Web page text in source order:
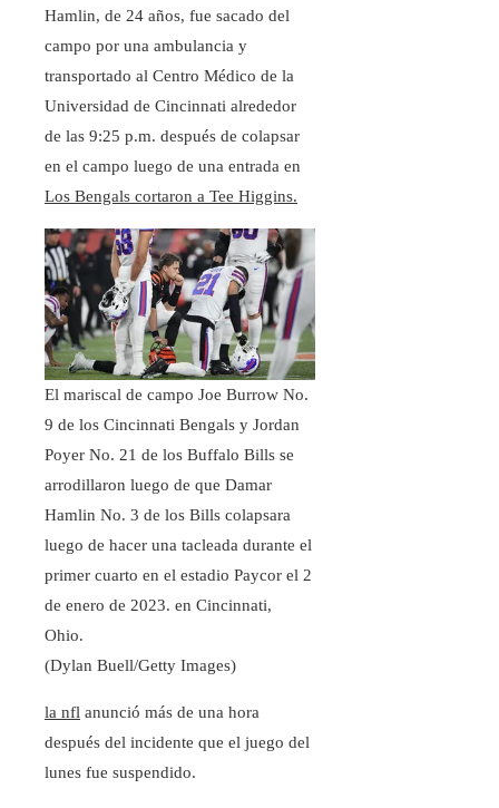
Hamlin, de 24 años, fue sacado del
campo por una ambulancia y
transportado al Centro Médico de la
Universidad de Cincinnati alrededor
de las 9:25 p.m. después de colapsar
en el campo luego de una entrada en
Los Bengals cortaron a Tee Higgins.
El mariscal de campo Joe Burrow No.
9 de los Cincinnati Bengals y Jordan
Poyer No. 21 de los Buffalo Bills se
arrodillaron luego de que Damar
Hamlin No. 3 de los Bills colapsara
luego de hacer una tacleada durante el
primer cuarto en el estadio Paycor el 2
de enero de 2023. en Cincinnati,
Ohio.
(Dylan Buell/Getty Images)
la nfl anunció más de una hora
después del incidente que el juego del
lunes fue suspendido.